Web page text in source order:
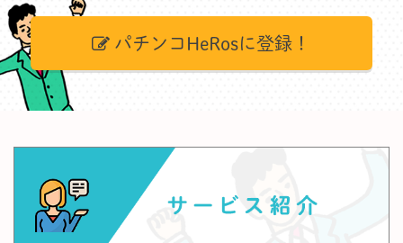
パチンコHeRosに登録！